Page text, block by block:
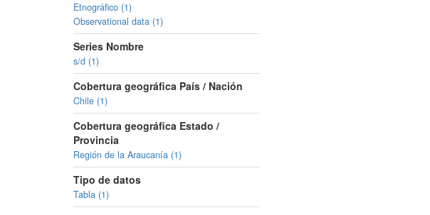
Etnográfico (1)
Observational data (1)
Series Nombre
s/d (1)
Cobertura geográfica País / Nación
Chile (1)
Cobertura geográfica Estado /
Provincia
Región de la Araucanía (1)
Tipo de datos
Tabla (1)